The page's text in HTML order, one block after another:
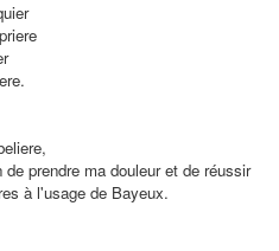
de prendre ma douleur et de réussir
à l'usage de Bayeux.